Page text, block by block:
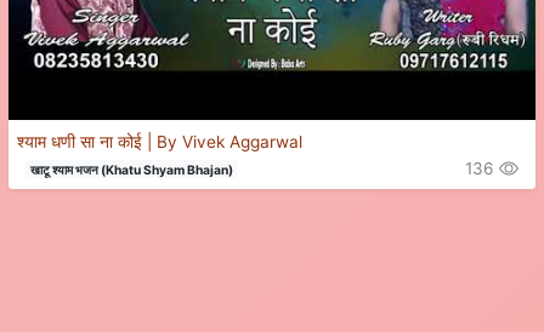
श्याम धणी सा ना कोई | By Vivek Aggarwal
खाटू श्याम भजन (Khatu Shyam Bhajan) 136